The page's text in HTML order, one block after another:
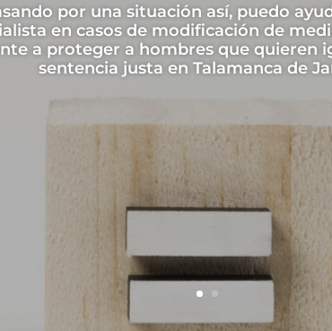
por una situación así, puedo
en casos de modificación de
a proteger a hombres que quieren
sentencia justa en Talamanca de